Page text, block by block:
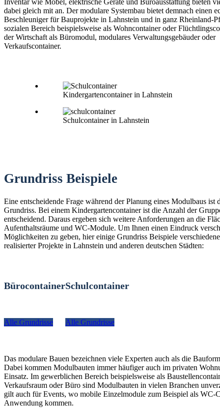
dabei gleich mit an. Der modulare Systembau bietet demnach einen
Beschleuniger für Bauprojekte in Lahnstein und in ganz Rheinland-
sozialen Bereich beispielsweise als Wohncontainer oder
der Wirtschaft als Büromodul, modulares Verwaltungsgebäuder oder
Verkaufscontainer.
Kindergartencontainer in Lahnstein
Schulcontainer in Lahnstein
Grundriss Beispiele
Eine entscheidende Frage während der Planung eines Modulbaus ist
Grundriss. Bei einem Kindergartencontainer ist die Anzahl der
entscheidend. Daraus ergeben sich weitere Anforderungen an die
Aufenthaltsräume und WC-Module. Um Ihnen einen Eindruck
Möglichkeiten zu geben, hier einige Grundriss Beispiele
realisierter Projekte in Lahnstein und anderen deutschen Städten:
Bürocontainer
Alle Grundrisse
Schulcontainer
Alle Grundrisse
Das modulare Bauen bezeichnen viele Experten auch als die
Dabei kommen Modulbauten immer häufiger auch im privaten
Einsatz. Im gewerblichen Bereich beispielsweise als
Verkaufsraum oder Büro sind Modulbauten in vielen Branchen
gilt auch für Events, wo mobile Einzelmodule zum Beispiel als WC-
Anwendung kommen.